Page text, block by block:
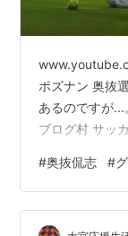
ポズナン 奥抜
あるのですが
ブログ村 サッ
#奥抜侃志 #